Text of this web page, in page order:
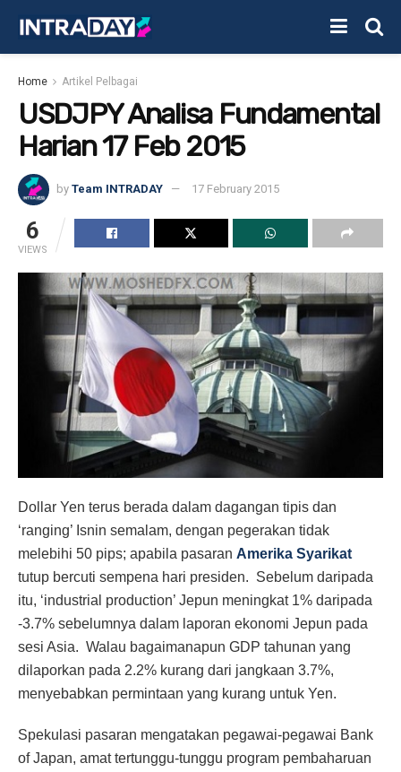
Home Artikel Pelbagai
USDJPY Analisa Fundamental
Harian 17 Feb 2015
by Team INTRADAY 17 February 2015
6
VIEWS
Dollar Yen terus berada dalam dagangan tipis dan
‘ranging’ Isnin semalam, dengan pegerakan tidak
melebihi 50 pips; apabila pasaran Amerika Syarikat
tutup bercuti sempena hari presiden. Sebelum daripada
itu, ‘industrial production’ Jepun meningkat 1% daripada
-3.7% sebelumnya dalam laporan ekonomi Jepun pada
sesi Asia. Walau bagaimanapun GDP tahunan yang
dilaporkan pada 2.2% kurang dari jangkaan 3.7%,
menyebabkan permintaan yang kurang untuk Yen.
Spekulasi pasaran mengatakan pegawai-pegawai Bank
of Japan, amat tertunggu-tunggu program pembaharuan